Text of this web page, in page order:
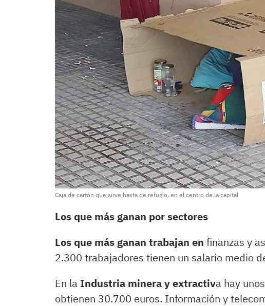
Caja de cartón que sirve hasta de refugio, en el centro de la capital
Los que más ganan por sectores
Los que más ganan trabajan en finanzas y
2.300 trabajadores tienen un salario medio
En la Industria minera y extractiva hay
obtienen 30.700 euros. Información y